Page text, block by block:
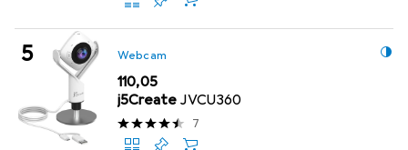
Webcam
EUR
110,05
j5Create JVCU360
7